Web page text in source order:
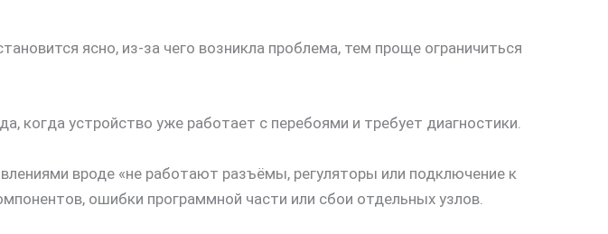
ясно, из-за чего возникла проблема, тем проще ограничиться
когда устройство уже работает с перебоями и требует диагностики.
вроде «не работают разъёмы, регуляторы или подключение к
ошибки программной части или сбои отдельных узлов.